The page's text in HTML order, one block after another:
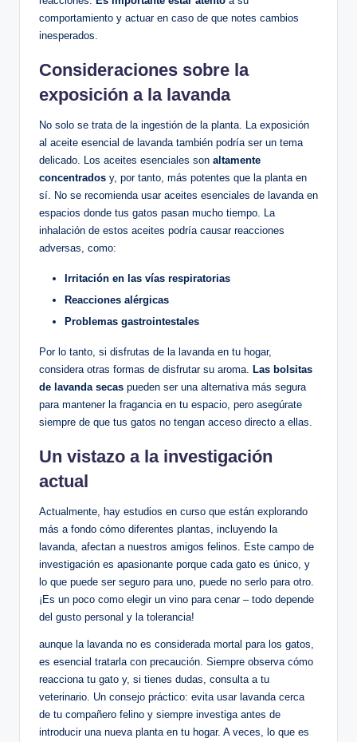
comportamiento y actuar en caso de que notes cambios
inesperados.
Consideraciones sobre la
exposición a la lavanda
No solo se trata de la ingestión de la planta. La exposición
al aceite esencial de lavanda también podría ser un tema
delicado. Los aceites esenciales son altamente
concentrados y, por tanto, más potentes que la planta en
sí. No se recomienda usar aceites esenciales de lavanda en
espacios donde tus gatos pasan mucho tiempo. La
inhalación de estos aceites podría causar reacciones
adversas, como:
Irritación en las vías respiratorias
Reacciones alérgicas
Problemas gastrointestales
Por lo tanto, si disfrutas de la lavanda en tu hogar,
considera otras formas de disfrutar su aroma. Las bolsitas
de lavanda secas pueden ser una alternativa más segura
para mantener la fragancia en tu espacio, pero asegúrate
siempre de que tus gatos no tengan acceso directo a ellas.
Un vistazo a la investigación
actual
Actualmente, hay estudios en curso que están explorando
más a fondo cómo diferentes plantas, incluyendo la
lavanda, afectan a nuestros amigos felinos. Este campo de
investigación es apasionante porque cada gato es único, y
lo que puede ser seguro para uno, puede no serlo para otro.
¡Es un poco como elegir un vino para cenar – todo depende
del gusto personal y la tolerancia!
aunque la lavanda no es considerada mortal para los gatos,
es esencial tratarla con precaución. Siempre observa cómo
reacciona tu gato y, si tienes dudas, consulta a tu
veterinario. Un consejo práctico: evita usar lavanda cerca
de tu compañero felino y siempre investiga antes de
introducir una nueva planta en tu hogar. A veces, lo que es